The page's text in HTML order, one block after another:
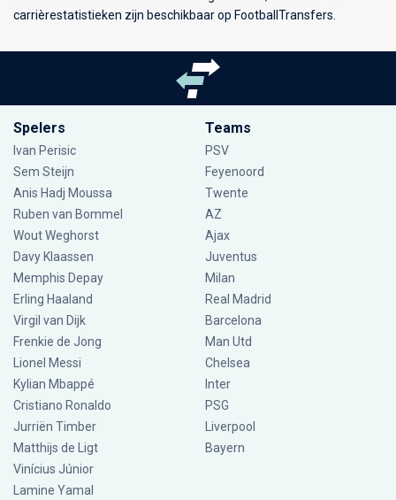
carrièrestatistieken zijn beschikbaar op FootballTransfers.
Spelers
Ivan Perisic
Sem Steijn
Anis Hadj Moussa
Ruben van Bommel
Wout Weghorst
Davy Klaassen
Memphis Depay
Erling Haaland
Virgil van Dijk
Frenkie de Jong
Lionel Messi
Kylian Mbappé
Cristiano Ronaldo
Jurriën Timber
Matthijs de Ligt
Vinícius Júnior
Lamine Yamal
Teams
PSV
Feyenoord
Twente
AZ
Ajax
Juventus
Milan
Real Madrid
Barcelona
Man Utd
Chelsea
Inter
PSG
Liverpool
Bayern